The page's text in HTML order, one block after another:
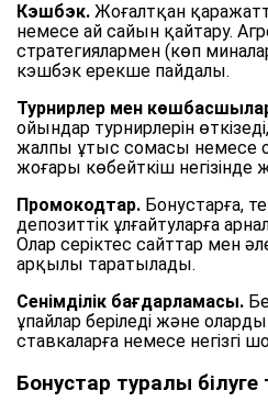
Кэшбэк. Жоғалтқан
немесе ай сайын қайтару.
стратегиялармен (көп
кэшбэк ерекше пайдалы.
Турнирлер мен
ойындар турнирлерін
жалпы ұтыс сомасы немесе
жоғары көбейткіш негізінде
Промокодтар. Бонустарға,
депозиттік ұлғайтуларға
Олар серіктес сайттар мен
арқылы таратылады.
Сенімділік бағдарламасы.
ұпайлар беріледі және оларды
ставкаларға немесе негізгі
Бонустар туралы білуге